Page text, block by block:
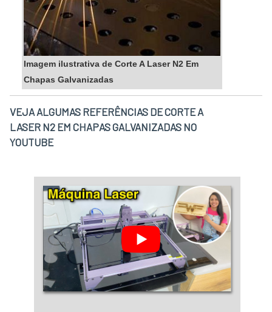
Imagem ilustrativa de Corte A Laser N2 Em
Chapas Galvanizadas
VEJA ALGUMAS REFERÊNCIAS DE CORTE A
LASER N2 EM CHAPAS GALVANIZADAS NO
YOUTUBE